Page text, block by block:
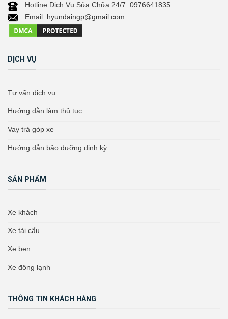
Hotline Dịch Vụ Sửa Chữa 24/7: 0976641835
Email: hyundaingp@gmail.com
DỊCH VỤ
Tư vấn dịch vụ
Hướng dẫn làm thủ tục
Vay trả góp xe
Hướng dẫn bảo dưỡng định kỳ
SẢN PHẨM
Xe khách
Xe tải cẩu
Xe ben
Xe đông lạnh
THÔNG TIN KHÁCH HÀNG